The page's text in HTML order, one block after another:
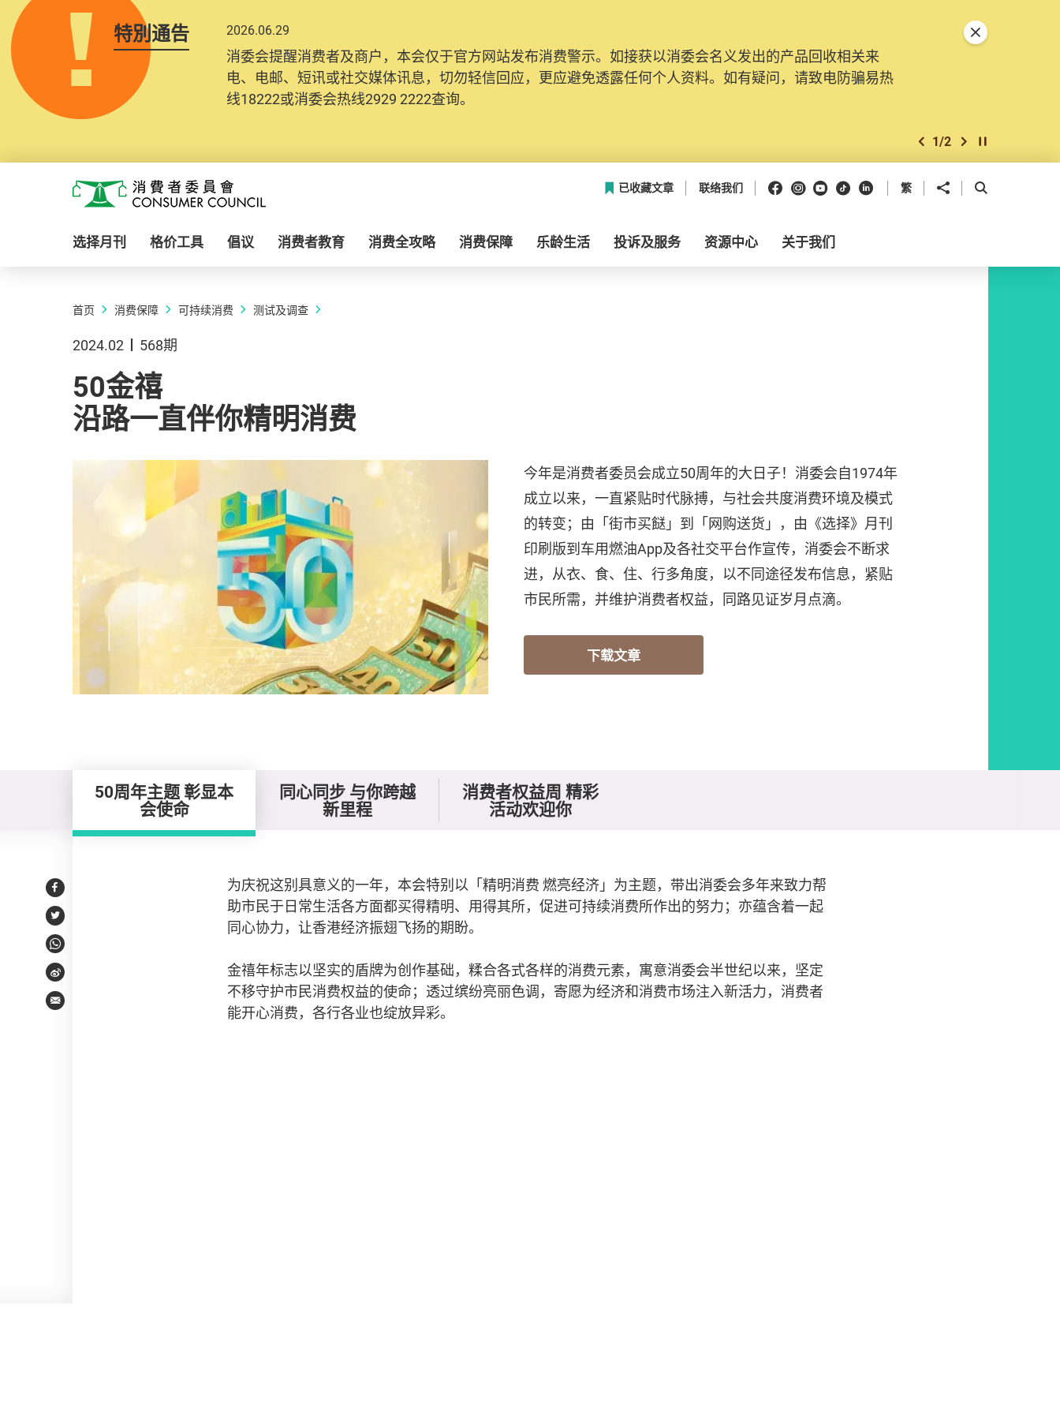
特別通告 2026.06.29
消委会提醒消费者及商户，本会仅于官方网站发布消费警示。如接获以消委会名义发出的产品回收相关来
电、电邮、短讯或社交媒体讯息，切勿轻信回应，更应避免透露任何个人资料。如有疑问，请致电防骗易热
线18222或消委会热线2929 2222查询。
上一个
1/2 下一个开始/暂停幻灯
关闭特別通告
消费者委员会
已收藏文章 联络我们 Facebook
Instagram
Youtube
抖音领英 繁 分享到 开启搜寻框
选择月刊 格价工具 倡议 消费者教育 消费全攻略 消费保障 乐龄生活 投诉及服务 资源中心 关于我们
首页 消费保障 可持续消费 测试及调查
2024.02 568期
50金禧
沿路一直伴你精明消费
今年是消费者委员会成立50周年的大日子！消委会自1974年
成立以来，一直紧贴时代脉搏，与社会共度消费环境及模式
的转变；由「街市买餸」到「网购送货」，由《选择》月刊
印刷版到车用燃油App及各社交平台作宣传，消委会不断求
进，从衣、食、住、行多角度，以不同途径发布信息，紧贴
市民所需，并维护消费者权益，同路见证岁月点滴。
下载文章
50周年主题 彰显本
会使命
同心同步 与你跨越
新里程
消费者权益周 精彩
活动欢迎你
Facebook
Twitter
WhatsApp
Weibo
Email
50周年主题 彰显本会使命
为庆祝这别具意义的一年，本会特别以「精明消费 燃亮经济」为主题，带出消委会多年来致力帮
助市民于日常生活各方面都买得精明、用得其所，促进可持续消费所作出的努力；亦蕴含着一起
同心协力，让香港经济振翅飞扬的期盼。
金禧年标志以坚实的盾牌为创作基础，糅合各式各样的消费元素，寓意消委会半世纪以来，坚定
不移守护市民消费权益的使命；透过缤纷亮丽色调，寄愿为经济和消费市场注入新活力，消费者
能开心消费，各行各业也绽放异彩。